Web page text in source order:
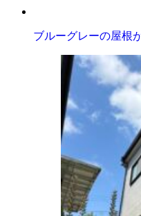
ブルーグレーの屋根